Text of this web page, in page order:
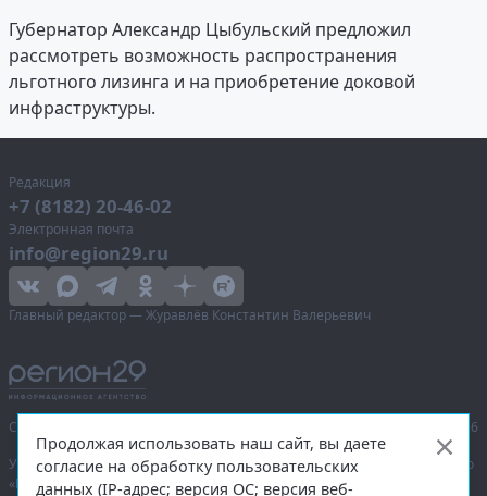
Губернатор Александр Цыбульский предложил
рассмотреть возможность распространения
льготного лизинга и на приобретение доковой
инфраструктуры.
Редакция
+7 (8182) 20-46-02
Электронная почта
info@region29.ru
Главный редактор — Журавлёв Константин Валерьевич
Сетевое издание «Информационное агентство Регион 29»,
© 2016–2026
Учредитель — общество с ограниченной ответственностью «Агентство
«Правда Севера».
Продолжая использовать наш сайт, вы даете
согласие на обработку пользовательских
данных (IP-адрес; версия ОС; версия веб-